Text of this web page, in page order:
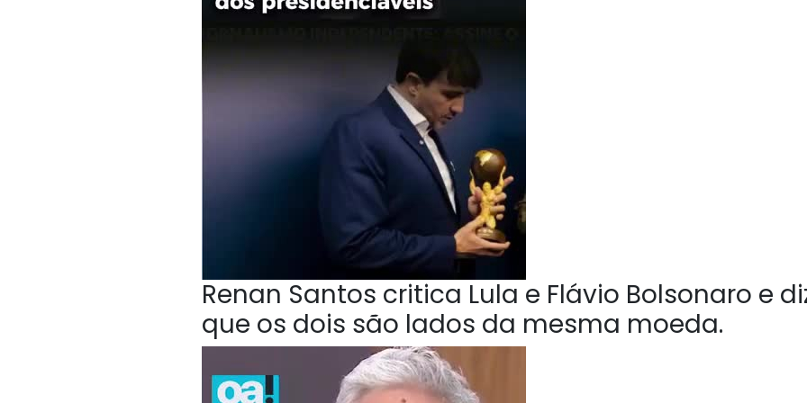
Renan Santos critica Lula e Flávio Bolsonaro e
que os dois são lados da mesma moeda.